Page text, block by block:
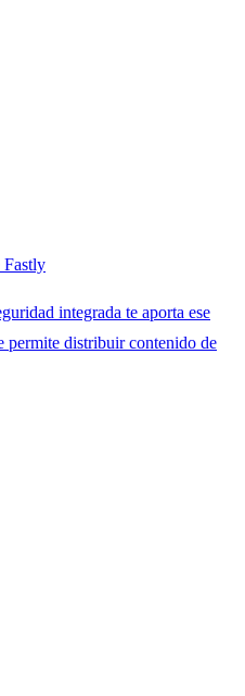
Fastly
integrada te aporta ese
permite distribuir contenido de